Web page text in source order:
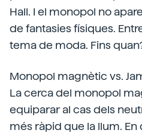
Hall. I el monopol no
de fantasies físiques.
tema de moda. Fins
Monopol magnètic vs.
La cerca del monopol
equiparar al cas dels
més ràpid que la llum.